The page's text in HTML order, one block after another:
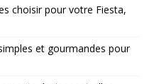
choisir pour votre Fiesta,
et gourmandes pour